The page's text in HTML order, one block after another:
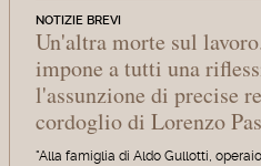
NOTIZIE BREVI
Un'altra morte sul
impone a tutti una
l'assunzione di precise
cordoglio di Lorenzo
"Alla famiglia di Aldo Gullotti,